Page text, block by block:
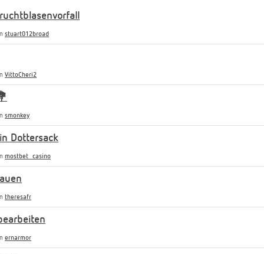
stuart012broad
VittoCheri2
smonkey
Dottersack
mostbet_casino
theresafr
ernarmor